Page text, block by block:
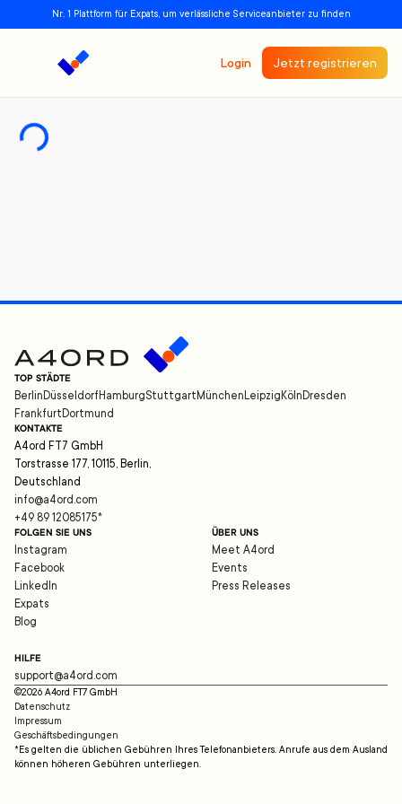
Nr. 1 Plattform für Expats, um verlässliche Serviceanbieter zu finden
Login Jetzt registrieren
TOP STÄDTE
Berlin Düsseldorf HamburgStuttgart München Leipzig Köln Dresden
Frankfurt Dortmund
KONTAKTE
A4ord FT7 GmbH
Torstrasse 177, 10115, Berlin,
Deutschland
info@a4ord.com
+49 89 12085175*
FOLGEN SIE UNS
Instagram
Facebook
LinkedIn
Expats
Blog
ÜBER UNS
Meet A4ord
Events
Press Releases
HILFE
support@a4ord.com
©2026 A4ord FT7 GmbH
Datenschutz
Impressum
Geschäftsbedingungen
*Es gelten die üblichen Gebühren Ihres Telefonanbieters. Anrufe aus dem Ausland
können höheren Gebühren unterliegen.